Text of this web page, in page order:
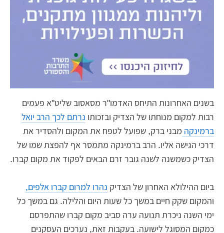
בשנים האחרונות התיחס האדמו"ר מסאסוב שליט"א פעמים
רבות למקום מנוחתו של הצדיק ובזכותו נרתם לכך הרב יואל
ברמינקה מבני ברק, שפועל לטפח את המקום ולהסדיר את
דרכי הגישה אליו. הרב ברמינקה מתמסר אף להפצת שמו של
הצדיק כשמשנה לשנה גובר זרם הבאים לפקוד את מקום קברו.
ביום ההילולא האחרון של הצדיק נהרו למרום קברו אלפים,
והמקום שקק חיים במשך כל שעות היום והלילה. גם במשך כל
ימי השנה ניכרת תנועה ערה סביב מקום קברו שהתפרסם
כמקום המסוגל לישועה. בעקבות זאת, נערכים העסקנים